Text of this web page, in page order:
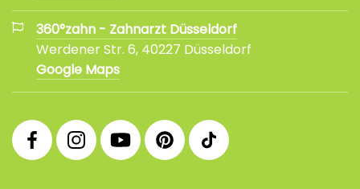
360°zahn - Zahnarzt Düsseldorf
Werdener Str. 6, 40227 Düsseldorf
Google Maps
360°
Facebook
Fanpage
360°
Instagram
Praxis
360°
YouTube
Channel
360°
Pinterest
Profil
360°
tiktok
Profil